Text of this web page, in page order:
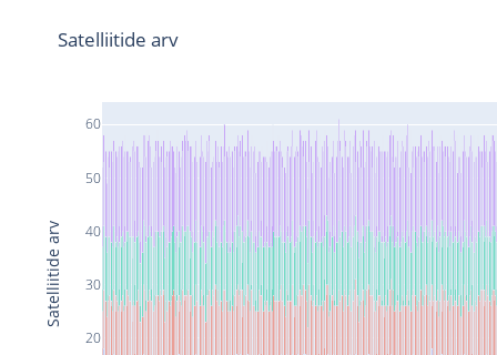
20
30
40
50
60
Satelliitide arv
Satelliitide arv